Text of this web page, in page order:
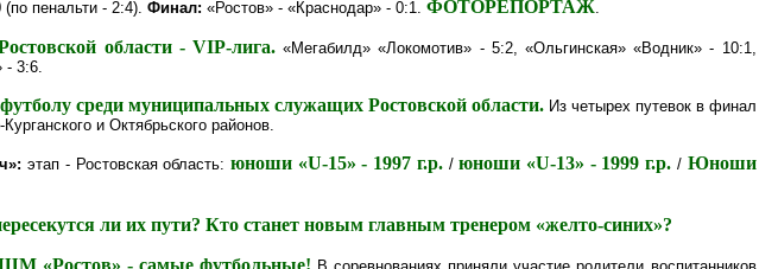
пенальти - 2:4). Финал: «Ростов» - «Краснодар» - 0:1. ФОТОРЕПОРТАЖ.
области - VIP-лига.«Мегабилд» «Локомотив» - 5:2, «Ольгинская» «Водник» - 10:1,
- 3:6.
среди муниципальных служащих Ростовской области. Из четырех путевок в финал
и Октябрьского районов.
этап - Ростовская область: юноши «U-15» - 1997 г.р. /юноши «U-13» - 1999 г.р. / Юноши
ли их пути? Кто станет новым главным тренером «желто-синих»?
«Ростов» - самые футбольные!